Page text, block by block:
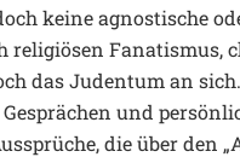
keine agnostische
Fanatismus,
das Judentum an
und
die über den